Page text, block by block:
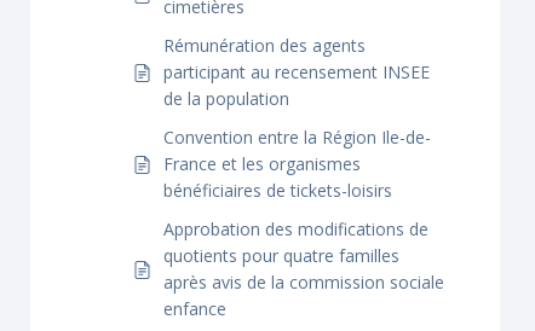
cimetières
Rémunération des agents
participant au recensement INSEE
de la population
Convention entre la Région Ile-de-
France et les organismes
bénéficiaires de tickets-loisirs
Approbation des modifications de
quotients pour quatre familles
après avis de la commission sociale
enfance